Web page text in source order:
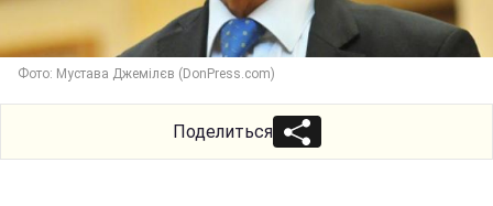
Фото: Мустава Джемілєв (DonPress.com)
Поделиться